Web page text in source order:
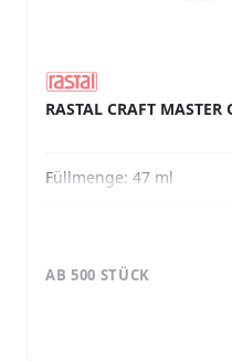
RASTAL CRAFT
Füllmenge: 47 ml
AB 500 STÜCK